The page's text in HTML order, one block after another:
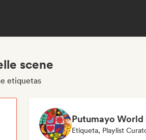
scene
etiquetas
Putumayo World
Etiqueta, Playlist